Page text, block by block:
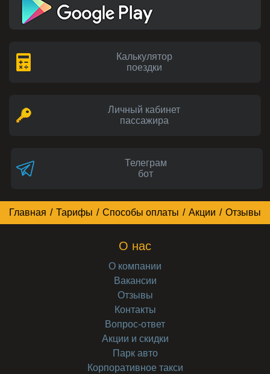
Калькулятор
поездки
Личный кабинет
пассажира
Телеграм
бот
Главная / Тарифы / Способы оплаты / Акции / Отзывы
О нас
О компании
Вакансии
Отзывы
Контакты
Вопрос-ответ
Акции и скидки
Парк авто
Корпоративное такси